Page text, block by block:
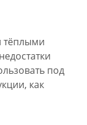
тёплыми
под
как